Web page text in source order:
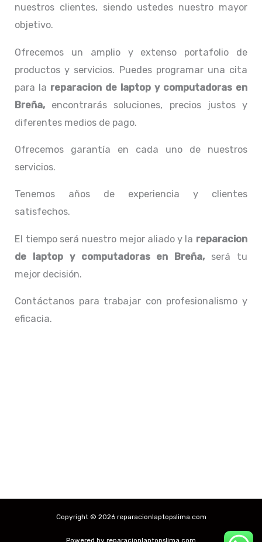
nuestros clientes, siendo ustedes nuestro mayor
objetivo.
Ofrecemos un amplio y extenso portafolio de
productos y servicios. Puedes programar una cita
para la reparacion de laptop y computadoras en
Breña, encontrarás soluciones, precios justos y
diferentes medios de pago.
Ofrecemos garantía en cada uno de nuestros
servicios.
Tenemos años de experiencia y clientes
satisfechos.
El tiempo será nuestro mejor aliado y la reparacion
de laptop y computadoras en Breña, será tu
mejor decisión.
Contáctanos para trabajar con profesionalismo y
eficacia.
Copyright © 2026 reparacionlaptopslima.com